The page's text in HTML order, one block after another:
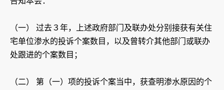
（一） 过去３年，上述政府部门及联办处分别接获有关住
宅单位渗水的投诉个案数目，以及曾转介其他部门或联办
处跟进的个案数目；
（二） 第（一）项的投诉个案当中，获查明渗水原因的个